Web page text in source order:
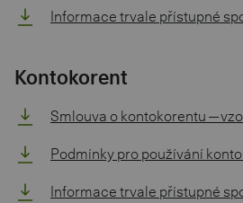
Informace trvale přístupné
Kontokorent
Smlouva o kontokorentu —
Podmínky pro používání
Informace trvale přístupné